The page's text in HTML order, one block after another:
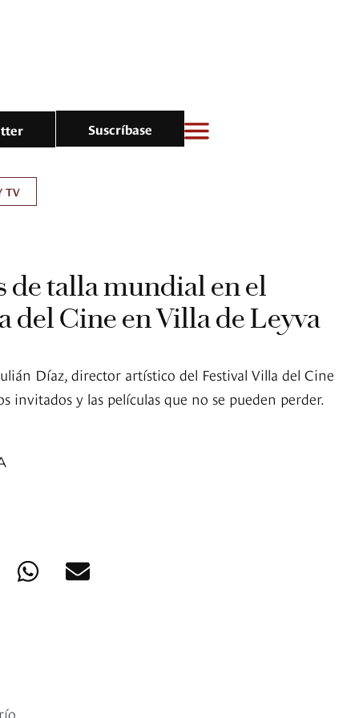
Suscríbase
TV
de talla mundial en el
del Cine en Villa de Leyva
Díaz, director artístico del Festival Villa del Cine
invitados y las películas que no se pueden perder.